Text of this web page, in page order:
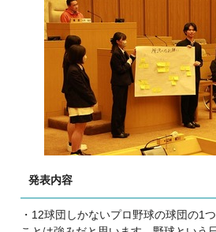
発表内容
・12球団しかないプロ野球の球団の1